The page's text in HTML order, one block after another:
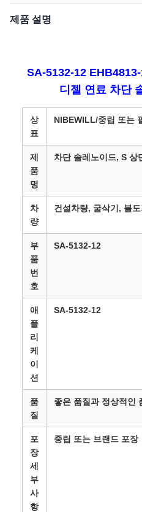
제품 설명
SA-5132-12
디젤 연료 차단
상
표
NIBEWILL/중립 또는
제
품
명
차단 솔레노이드, S 상
차
량
건설차량, 굴삭기, 불
부
품
번
호
SA-5132-12
애
플
리
케
이
션
SA-5132-12
품
질
좋은 품질과 정상적인
포
장
세
부
사
항
중립 또는 브랜드 포장